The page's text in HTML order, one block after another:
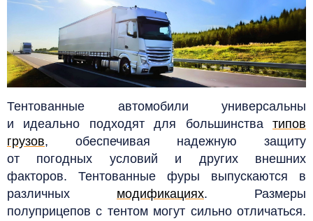
Тентованные автомобили универсальны
и идеально подходят для большинства типов
грузов, обеспечивая надежную защиту
от погодных условий и других внешних
факторов. Тентованные фуры выпускаются в
различных модификациях. Размеры
полуприцепов с тентом могут сильно отличаться.